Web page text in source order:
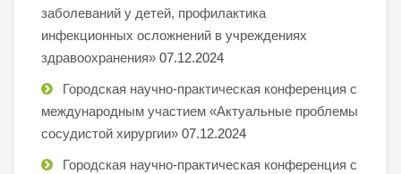
заболеваний у детей, профилактика
инфекционных осложнений в учреждениях
здравоохранения» 07.12.2024
Городская научно-практическая конференция с
международным участием «Актуальные проблемы
сосудистой хирургии» 07.12.2024
Городская научно-практическая конференция с